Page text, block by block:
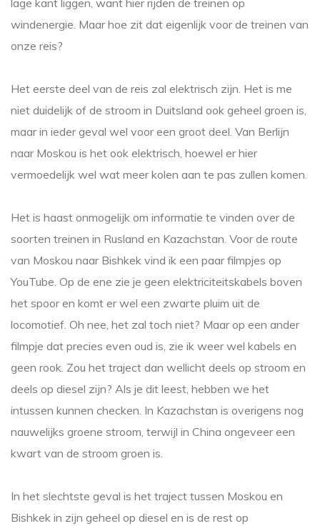
lage kant liggen, want hier rijden de treinen op
windenergie. Maar hoe zit dat eigenlijk voor de treinen van
onze reis?
Het eerste deel van de reis zal elektrisch zijn. Het is me
niet duidelijk of de stroom in Duitsland ook geheel groen is,
maar in ieder geval wel voor een groot deel. Van Berlijn
naar Moskou is het ook elektrisch, hoewel er hier
vermoedelijk wel wat meer kolen aan te pas zullen komen.
Het is haast onmogelijk om informatie te vinden over de
soorten treinen in Rusland en Kazachstan. Voor de route
van Moskou naar Bishkek vind ik een paar filmpjes op
YouTube. Op de ene zie je geen elektriciteitskabels boven
het spoor en komt er wel een zwarte pluim uit de
locomotief. Oh nee, het zal toch niet? Maar op een ander
filmpje dat precies even oud is, zie ik weer wel kabels en
geen rook. Zou het traject dan wellicht deels op stroom en
deels op diesel zijn? Als je dit leest, hebben we het
intussen kunnen checken. In Kazachstan is overigens nog
nauwelijks groene stroom, terwijl in China ongeveer een
kwart van de stroom groen is.
In het slechtste geval is het traject tussen Moskou en
Bishkek in zijn geheel op diesel en is de rest op